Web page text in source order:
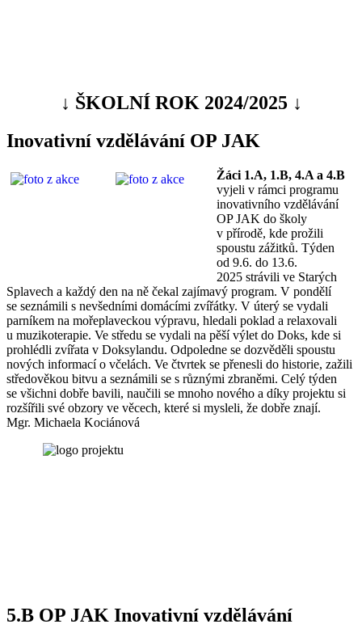
↓ ŠKOLNÍ ROK 2024/2025 ↓
Inovativní vzdělávání OP JAK
Žáci 1.A, 1.B, 4.A a 4.B
vyjeli v rámci programu
inovativního vzdělávání
OP JAK do školy
v přírodě, kde prožili
spoustu zážitků. Týden
od 9.6. do 13.6.
2025 strávili ve Starých
Splavech a každý den na ně čekal zajímavý program. V pondělí
se seznámili s nevšedními domácími zvířátky. V úterý se vydali
parníkem na mořeplaveckou výpravu, hledali poklad a relaxovali
u muzikoterapie. Ve středu se vydali na pěší výlet do Doks, kde si
prohlédli zvířata v Doksylandu. Odpoledne se dozvěděli spoustu
nových informací o včelách. Ve čtvrtek se přenesli do historie, zažili
středověkou bitvu a seznámili se s různými zbraněmi. Celý týden
se všichni dobře bavili, naučili se mnoho nového a díky projektu si
rozšířili své obzory ve věcech, které si mysleli, že dobře znají.
Mgr. Michaela Kociánová
5.B OP JAK Inovativní vzdělávání